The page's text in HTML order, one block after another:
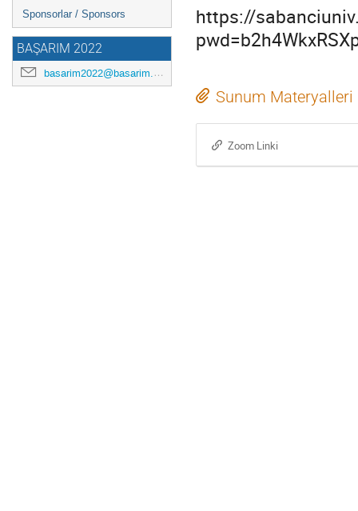
Sponsorlar / Sponsors
BAŞARIM 2022
basarim2022@basarim.org.tr
https://
Sunum Materyalleri
Zoom Linki